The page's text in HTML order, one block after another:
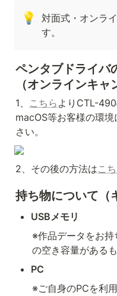
💡
対面式・オンラ
す。
ペンタブドライバ
（オンラインキャ
1、 こちら よりCTL-
macOS等お客様の環
さい。
2、その後の方法はこ
持ち物について（
USBメモリ
※作品データをお
の空き容量がある
PC
※ご自身のPCを利